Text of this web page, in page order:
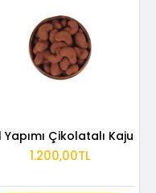
Yapımı Çikolatalı Kaju
1.200,00TL